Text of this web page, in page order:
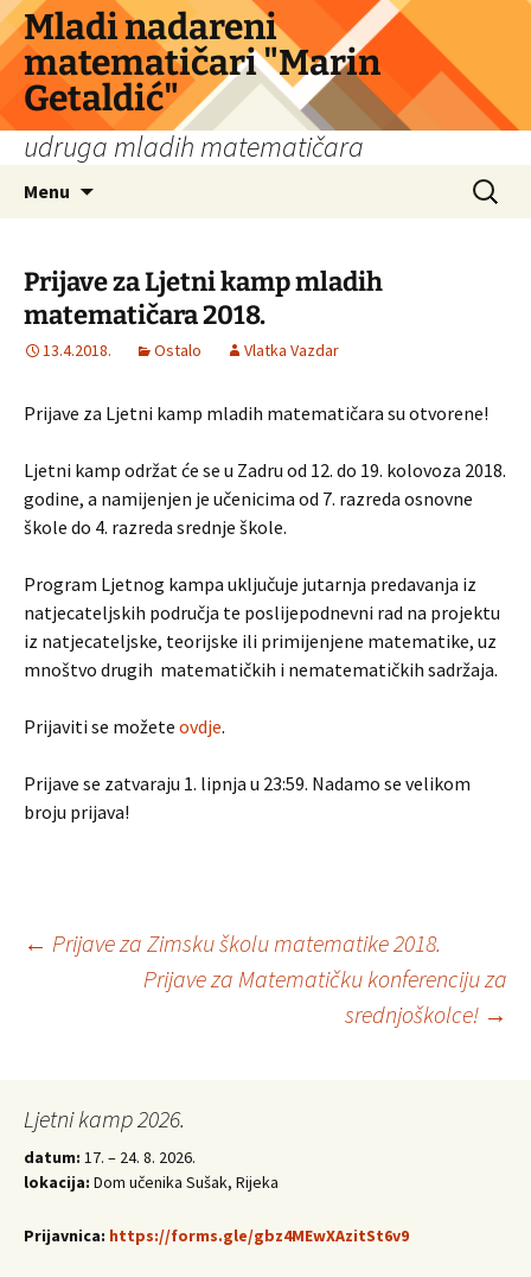
Skip
to
content
Mladi nadareni
matematičari "Marin
Getaldić"
udruga mladih matematičara
Menu
Search
for:
Prijave za Ljetni kamp mladih
matematičara 2018.
13.4.2018. Ostalo Vlatka Vazdar
Prijave za Ljetni kamp mladih matematičara su otvorene!
Ljetni kamp održat će se u Zadru od 12. do 19. kolovoza 2018.
godine, a namijenjen je učenicima od 7. razreda osnovne
škole do 4. razreda srednje škole.
Program Ljetnog kampa uključuje jutarnja predavanja iz
natjecateljskih područja te poslijepodnevni rad na projektu
iz natjecateljske, teorijske ili primijenjene matematike, uz
mnoštvo drugih matematičkih i nematematičkih sadržaja.
Prijaviti se možete ovdje.
Prijave se zatvaraju 1. lipnja u 23:59. Nadamo se velikom
broju prijava!
Post
← Prijave za Zimsku školu matematike 2018.
Prijave za Matematičku konferenciju za
srednjoškolce! →
Ljetni kamp 2026.
datum: 17. – 24. 8. 2026.
lokacija: Dom učenika Sušak, Rijeka
Prijavnica: https://forms.gle/gbz4MEwXAzitSt6v9